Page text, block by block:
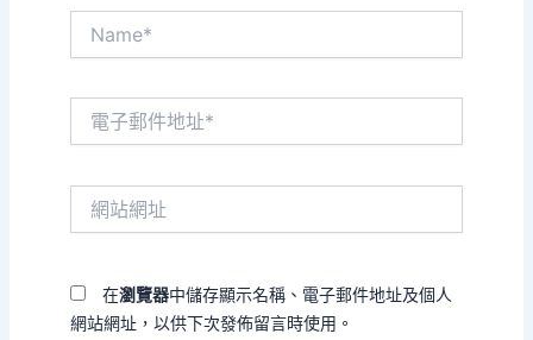
在瀏覽器中儲存顯示名稱、電子郵件地址及個人
網站網址，以供下次發佈留言時使用。